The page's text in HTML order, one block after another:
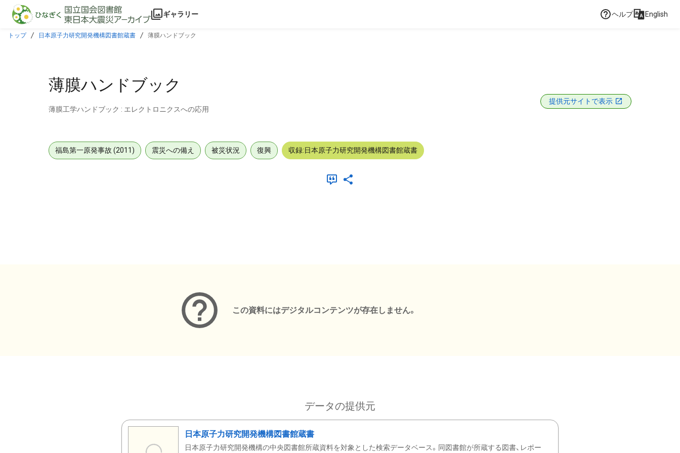
本文に飛ぶ
ギャラリー ヘルプ English
トップ 日本原子力研究開発機構図書館蔵書 薄膜ハンドブック
薄膜ハンドブック
薄膜工学ハンドブック : エレクトロニクスへの応用
提供元サイトで表示
福島第一原発事故 (2011) 震災への備え 被災状況 復興 収録:日本原子力研究開発機構図書館蔵書
この資料にはデジタルコンテンツが存在しません。
データの提供元
日本原子力研究開発機構図書館蔵書
日本原子力研究開発機構の中央図書館所蔵資料を対象とした検索データベース。同図書館が所蔵する図書、レポー